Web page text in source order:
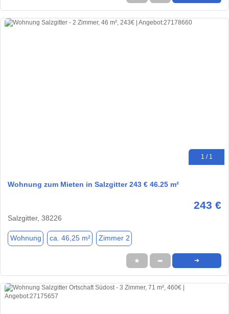
1 / 1
Wohnung zum Mieten in Salzgitter 243 € 46.25 m²
243 €
Salzgitter, 38226
Wohnung ca. 46,25 m² Zimmer 2
★ ➦ ➜